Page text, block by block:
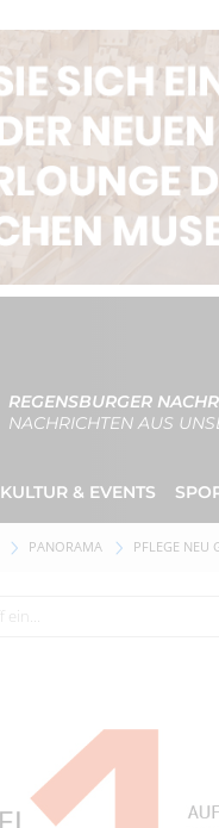
REGENSBURGER
NACHRICHTEN AUS
KULTUR & EVENTS
PANORAMA PFLEGE NEU